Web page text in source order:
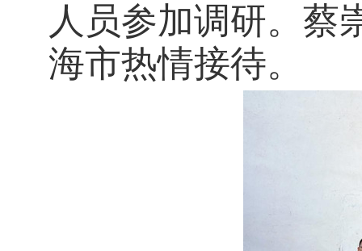
人员参加调研。蔡
海市热情接待。